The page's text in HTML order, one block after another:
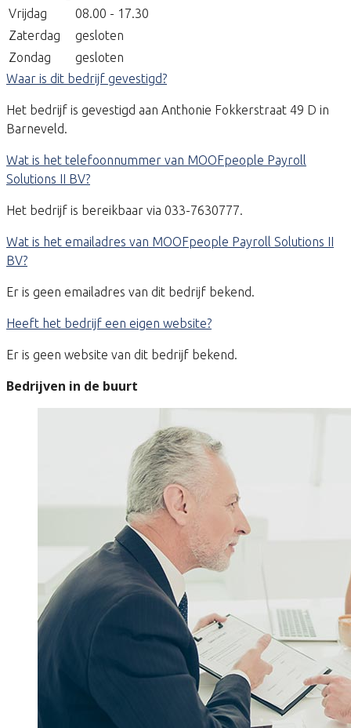
Vrijdag
08.00 - 17.30
Zaterdag
gesloten
Zondag
gesloten
Waar is dit bedrijf gevestigd?
Het bedrijf is gevestigd aan Anthonie Fokkerstraat 49 D in
Barneveld.
Wat is het telefoonnummer van MOOFpeople Payroll
Solutions II BV?
Het bedrijf is bereikbaar via 033-7630777.
Wat is het emailadres van MOOFpeople Payroll Solutions II
BV?
Er is geen emailadres van dit bedrijf bekend.
Heeft het bedrijf een eigen website?
Er is geen website van dit bedrijf bekend.
Bedrijven in de buurt